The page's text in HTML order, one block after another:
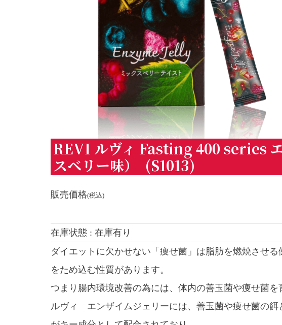
REVI ルヴィ Fasting 400 series
スベリー味） (S1013)
販売価格(税込)
在庫状態 : 在庫有り
ダイエットに欠かせない「痩せ菌」は脂肪を燃焼させ
をため込む性質があります。
つまり腸内環境改善の為には、体内の善玉菌や痩せ菌を
ルヴィ エンザイムジェリーには、善玉菌や痩せ菌の